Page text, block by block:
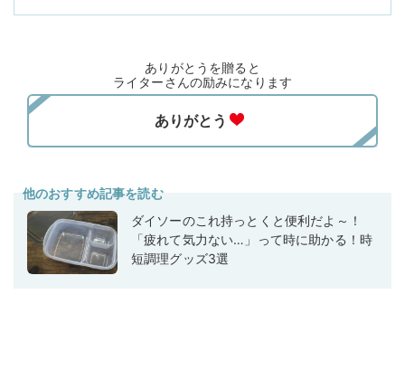
ありがとうを贈ると
ライターさんの励みになります
他のおすすめ記事を読む
ダイソーのこれ持っとくと便利だよ～！
「疲れて気力ない…」って時に助かる！時
短調理グッズ3選